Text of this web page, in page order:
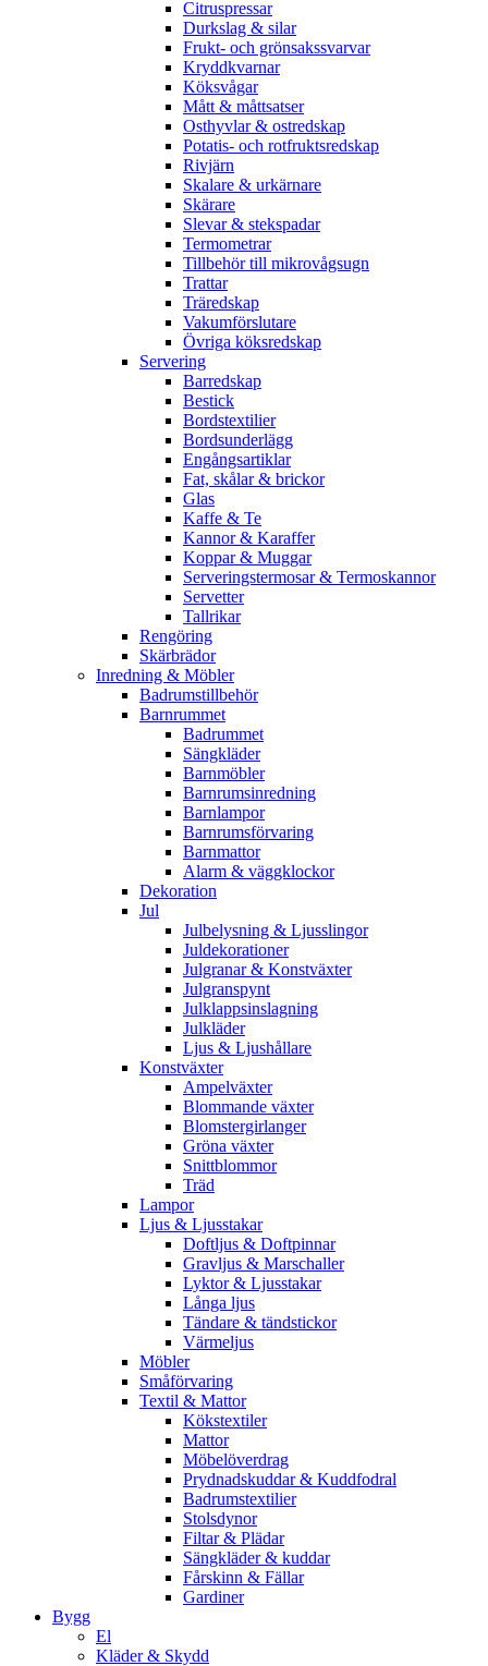
Citruspressar
Durkslag & silar
Frukt- och grönsakssvarvar
Kryddkvarnar
Köksvågar
Mått & måttsatser
Osthyvlar & ostredskap
Potatis- och rotfruktsredskap
Rivjärn
Skalare & urkärnare
Skärare
Slevar & stekspadar
Termometrar
Tillbehör till mikrovågsugn
Trattar
Träredskap
Vakumförslutare
Övriga köksredskap
Servering
Barredskap
Bestick
Bordstextilier
Bordsunderlägg
Engångsartiklar
Fat, skålar & brickor
Glas
Kaffe & Te
Kannor & Karaffer
Koppar & Muggar
Serveringstermosar & Termoskannor
Servetter
Tallrikar
Rengöring
Skärbrädor
Inredning & Möbler
Badrumstillbehör
Barnrummet
Badrummet
Sängkläder
Barnmöbler
Barnrumsinredning
Barnlampor
Barnrumsförvaring
Barnmattor
Alarm & väggklockor
Dekoration
Jul
Julbelysning & Ljusslingor
Juldekorationer
Julgranar & Konstväxter
Julgranspynt
Julklappsinslagning
Julkläder
Ljus & Ljushållare
Konstväxter
Ampelväxter
Blommande växter
Blomstergirlanger
Gröna växter
Snittblommor
Träd
Lampor
Ljus & Ljusstakar
Doftljus & Doftpinnar
Gravljus & Marschaller
Lyktor & Ljusstakar
Långa ljus
Tändare & tändstickor
Värmeljus
Möbler
Småförvaring
Textil & Mattor
Kökstextiler
Mattor
Möbelöverdrag
Prydnadskuddar & Kuddfodral
Badrumstextilier
Stolsdynor
Filtar & Plädar
Sängkläder & kuddar
Fårskinn & Fällar
Gardiner
Bygg
El
Kläder & Skydd